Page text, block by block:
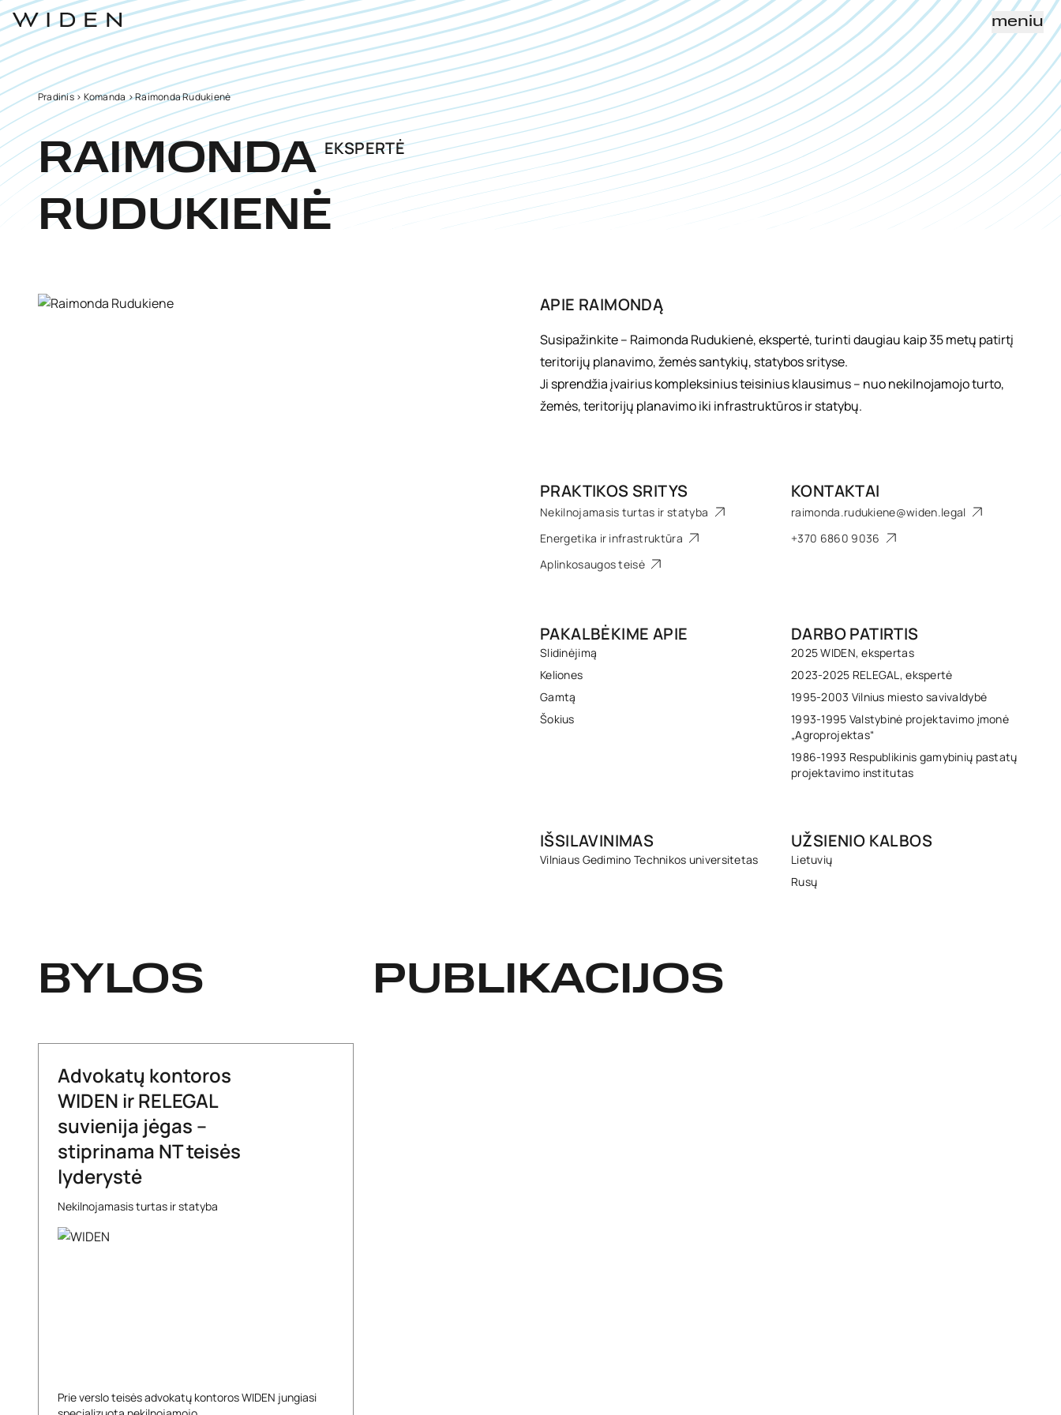
meniu
Pradinis > Komanda >Raimonda Rudukienė
RAIMONDA EKSPERTĖ
RUDUKIENĖ
APIE RAIMONDĄ
Susipažinkite – Raimonda Rudukienė, ekspertė, turinti daugiau kaip 35 metų patirtį
teritorijų planavimo, žemės santykių, statybos srityse.
Ji sprendžia įvairius kompleksinius teisinius klausimus – nuo nekilnojamojo turto,
žemės, teritorijų planavimo iki infrastruktūros ir statybų.
PRAKTIKOS SRITYS
Nekilnojamasis turtas ir statyba
Energetika ir infrastruktūra
Aplinkosaugos teisė
KONTAKTAI
raimonda.rudukiene@widen.legal
+370 6860 9036
PAKALBĖKIME APIE
Slidinėjimą
Keliones
Gamtą
Šokius
DARBO PATIRTIS
2025 WIDEN, ekspertas
2023-2025 RELEGAL, ekspertė
1995-2003 Vilnius miesto savivaldybė
1993-1995 Valstybinė projektavimo įmonė
„Agroprojektas“
1986-1993 Respublikinis gamybinių pastatų
projektavimo institutas
IŠSILAVINIMAS
Vilniaus Gedimino Technikos universitetas
UŽSIENIO KALBOS
Lietuvių
Rusų
BYLOS PUBLIKACIJOS
Advokatų kontoros
WIDEN ir RELEGAL
suvienija jėgas –
stiprinama NT teisės
lyderystė
Nekilnojamasis turtas ir statyba
Prie verslo teisės advokatų kontoros WIDEN jungiasi